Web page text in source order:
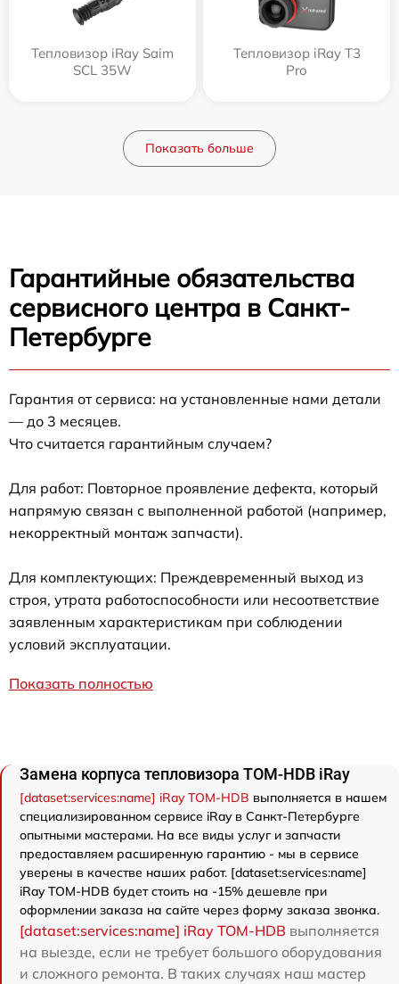
Тепловизор iRay Saim
SCL 35W
Тепловизор iRay T3
Pro
Показать больше
Гарантийные обязательства
сервисного центра в Санкт-
Петербурге
Гарантия от сервиса: на установленные нами детали
— до 3 месяцев.
Что считается гарантийным случаем?
Для работ: Повторное проявление дефекта, который
напрямую связан с выполненной работой (например,
некорректный монтаж запчасти).
Для комплектующих: Преждевременный выход из
строя, утрата работоспособности или несоответствие
заявленным характеристикам при соблюдении
условий эксплуатации.
Показать полностью
Замена корпуса тепловизора TOM-HDB iRay
[dataset:services:name] iRay TOM-HDB выполняется в нашем
специализированном сервисе iRay в Санкт-Петербурге
опытными мастерами. На все виды услуг и запчасти
предоставляем расширенную гарантию - мы в сервисе
уверены в качестве наших работ. [dataset:services:name]
iRay TOM-HDB будет стоить на -15% дешевле при
оформлении заказа на сайте через форму заказа звонка.
[dataset:services:name] iRay TOM-HDB выполняется
на выезде, если не требует большого оборудования
и сложного ремонта. В таких случаях наш мастер